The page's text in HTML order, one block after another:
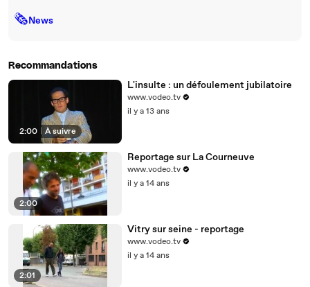
🗞News
Recommandations
2:00 À suivre
L'insulte : un défoulement jubilatoire
www.vodeo.tv
il y a 13 ans
2:00
Reportage sur La Courneuve
www.vodeo.tv
il y a 14 ans
2:01
Vitry sur seine - reportage
www.vodeo.tv
il y a 14 ans